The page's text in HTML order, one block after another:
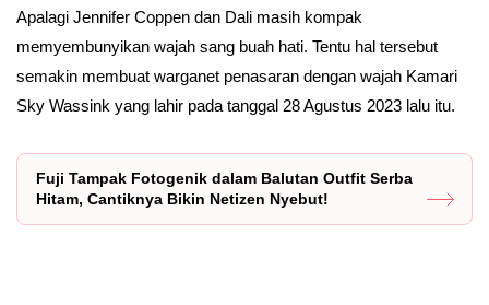
Apalagi Jennifer Coppen dan Dali masih kompak
memyembunyikan wajah sang buah hati. Tentu hal tersebut
semakin membuat warganet penasaran dengan wajah Kamari
Sky Wassink yang lahir pada tanggal 28 Agustus 2023 lalu itu.
Fuji Tampak Fotogenik dalam Balutan Outfit Serba
Hitam, Cantiknya Bikin Netizen Nyebut!